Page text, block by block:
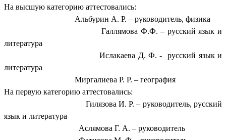
На высшую категорию аттестовались:
Альбурин А. Р. – руководитель, физика
Галлямова Ф.Ф. – русский язык и
литература
Ислакаева Д. Ф. - русский язык и
литература
Миргалиева Р. Р. – география
На первую категорию аттестовались:
Гилязова И. Р. – руководитель, русский
язык и литература
Аслямова Г. А. – руководитель